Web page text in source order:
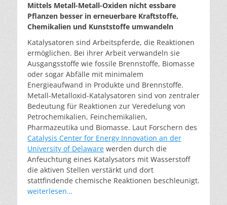
Mittels Metall-Metall-Oxiden nicht essbare
Pflanzen besser in erneuerbare Kraftstoffe,
Chemikalien und Kunststoffe umwandeln
Katalysatoren sind Arbeitspferde, die Reaktionen
ermöglichen. Bei ihrer Arbeit verwandeln sie
Ausgangsstoffe wie fossile Brennstoffe, Biomasse
oder sogar Abfälle mit minimalem
Energieaufwand in Produkte und Brennstoffe.
Metall-Metalloxid-Katalysatoren sind von zentraler
Bedeutung für Reaktionen zur Veredelung von
Petrochemikalien, Feinchemikalien,
Pharmazeutika und Biomasse. Laut Forschern des
Catalysis Center for Energy Innovation an der
University of Delaware werden durch die
Anfeuchtung eines Katalysators mit Wasserstoff
die aktiven Stellen verstärkt und dort
stattfindende chemische Reaktionen beschleunigt.
weiterlesen…